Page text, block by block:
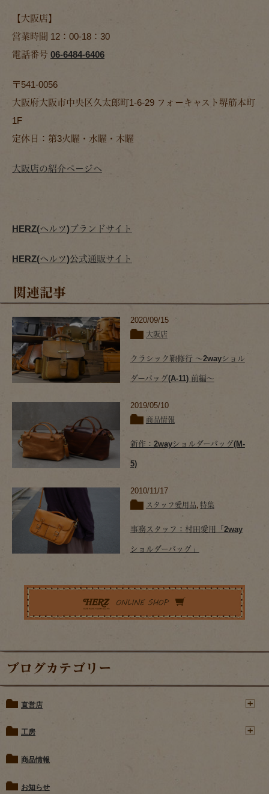
【大阪店】
営業時間 12：00-18：30
電話番号 06-6484-6406
〒541-0056
大阪府大阪市中央区久太郎町1-6-29 フォーキャスト堺筋本町
1F
定休日：第3火曜・水曜・木曜
大阪店の紹介ページへ
HERZ(ヘルツ)ブランドサイト
HERZ(ヘルツ)公式通販サイト
関連記事
2020/09/15
大阪店
クラシック鞄修行 ～2wayショル
ダーバッグ(A-11) 前編～
2019/05/10
商品情報
新作：2wayショルダーバッグ(M-
5)
2010/11/17
スタッフ愛用品, 特集
事務スタッフ：村田愛用「2way
ショルダーバッグ」
ブログカテゴリー
直営店
工房
商品情報
お知らせ